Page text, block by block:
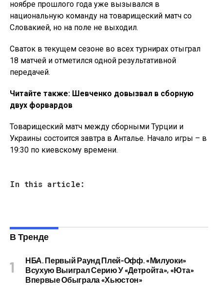
ноябре прошлого года уже вызывался в
национальную команду на товарищеский матч со
Словакией, но на поле не выходил.
Сваток в текущем сезоне во всех турнирах отыграл
18 матчей и отметился одной результативной
передачей.
Читайте также: Шевченко довызвал в сборную
двух форвардов
Товарищеский матч между сборными Турции и
Украины состоится завтра в Анталье. Начало игры – в
19:30 по киевскому времени.
In this article:
В Тренде
НБА. Первый Раунд Плей-Офф. «Милуоки»
Всухую Выиграл Серию У «Детройта», «Юта»
Впервые Обыграла «Хьюстон»